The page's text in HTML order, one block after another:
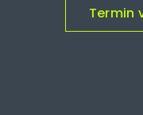
Termin